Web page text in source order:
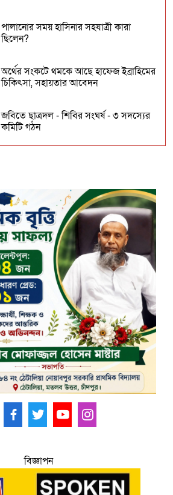
পালানোর সময় হাসিনার সহযাত্রী কারা
ছিলেন?
অর্থের সংকটে থমকে আছে হাফেজ ইব্রাহিমের
চিকিৎসা, সহায়তার আবেদন
জবিতে ছাত্রদল - শিবির সংঘর্ষ - ৩ সদস্যের
কমিটি গঠন
জকসু ভিপি ও জিএসকে ক্যাম্পাসছাড়া করল
ছাত্রদল
বাংলাদেশ জনরাষ্ট্র আন্দোলন নামে নতুন
রাজনৈতিক দলের আত্মপ্রকাশ
মাউশিতে আসছে নতুন ডিজি
বিজ্ঞাপন